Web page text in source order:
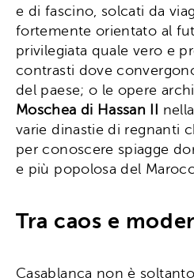
e di fascino, solcati da
fortemente orientato al
privilegiata quale vero e
contrasti dove
del paese; o le opere
Moschea di Hassan II
nella
varie dinastie di regnanti
per conoscere spiagge
e più popolosa del
Tra caos e
Casablanca non è